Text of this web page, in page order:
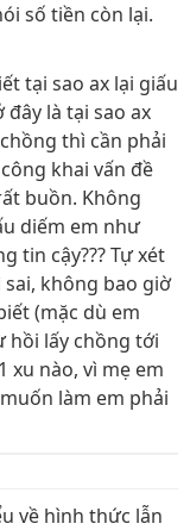
số tiền còn lại.
tại sao ax lại giấu
đây là tại sao ax
thì cần phải
khai vấn đề
buồn. Không
diếm em như
tin cậy??? Tự xét
không bao giờ
(mặc dù em
hồi lấy chồng tới
xu nào, vì mẹ em
làm em phải
về hình thức lẫn